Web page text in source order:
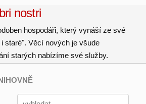
nostri
hospodáři, který vynáší ze své
staré". Věcí nových je všude
starých nabízíme své služby.